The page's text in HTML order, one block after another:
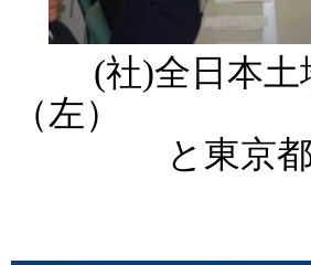
(社)全日本土地
（左）
と東京都危機